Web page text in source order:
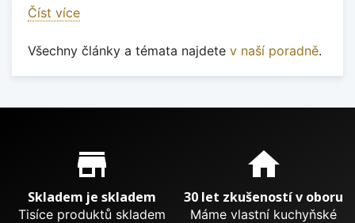
Číst více
Všechny články a témata najdete v naší poradně.
Proč nakupovat u nás?
store_mall_directory
Skladem je skladem
Tisíce produktů skladem
home
30 let zkušeností v oboru
Máme vlastní kuchyňské